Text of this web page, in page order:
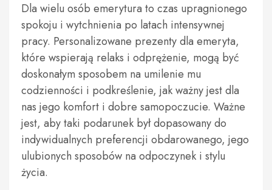
Dla wielu osób emerytura to czas upragnionego
spokoju i wytchnienia po latach intensywnej
pracy. Personalizowane prezenty dla emeryta,
które wspierają relaks i odprężenie, mogą być
doskonałym sposobem na umilenie mu
codzienności i podkreślenie, jak ważny jest dla
nas jego komfort i dobre samopoczucie. Ważne
jest, aby taki podarunek był dopasowany do
indywidualnych preferencji obdarowanego, jego
ulubionych sposobów na odpoczynek i stylu
życia.